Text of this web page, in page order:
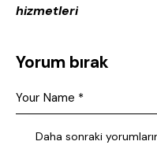
hizmetleri
Yorum bırak
Daha sonraki